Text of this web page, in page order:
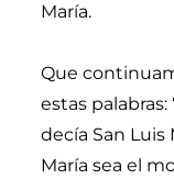
María.
Que
estas palabras:
decía San
María sea el